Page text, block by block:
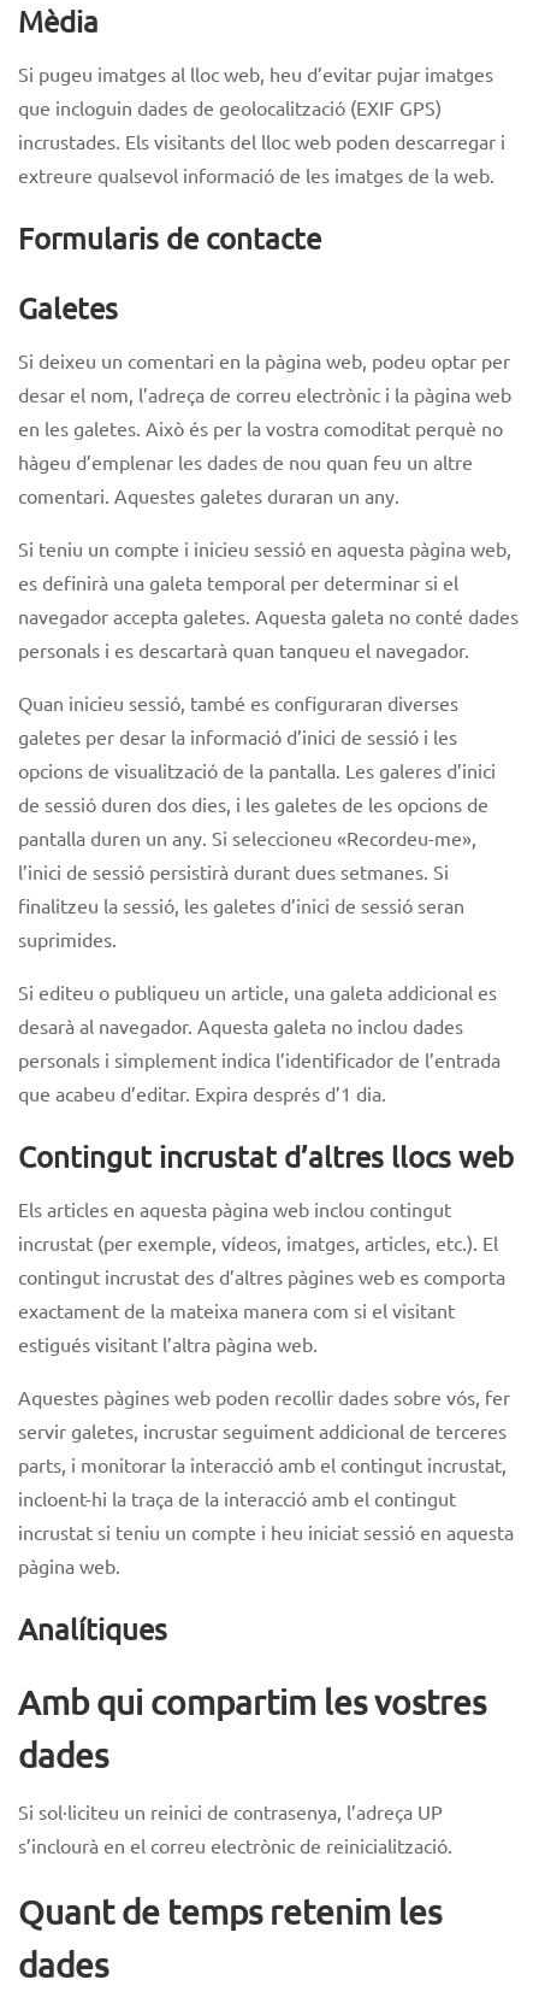
Mèdia
Si pugeu imatges al lloc web, heu d’evitar pujar imatges
que incloguin dades de geolocalització (EXIF GPS)
incrustades. Els visitants del lloc web poden descarregar i
extreure qualsevol informació de les imatges de la web.
Formularis de contacte
Galetes
Si deixeu un comentari en la pàgina web, podeu optar per
desar el nom, l’adreça de correu electrònic i la pàgina web
en les galetes. Això és per la vostra comoditat perquè no
hàgeu d’emplenar les dades de nou quan feu un altre
comentari. Aquestes galetes duraran un any.
Si teniu un compte i inicieu sessió en aquesta pàgina web,
es definirà una galeta temporal per determinar si el
navegador accepta galetes. Aquesta galeta no conté dades
personals i es descartarà quan tanqueu el navegador.
Quan inicieu sessió, també es configuraran diverses
galetes per desar la informació d’inici de sessió i les
opcions de visualització de la pantalla. Les galeres d’inici
de sessió duren dos dies, i les galetes de les opcions de
pantalla duren un any. Si seleccioneu «Recordeu-me»,
l’inici de sessió persistirà durant dues setmanes. Si
finalitzeu la sessió, les galetes d’inici de sessió seran
suprimides.
Si editeu o publiqueu un article, una galeta addicional es
desarà al navegador. Aquesta galeta no inclou dades
personals i simplement indica l’identificador de l’entrada
que acabeu d’editar. Expira després d’1 dia.
Contingut incrustat d’altres llocs web
Els articles en aquesta pàgina web inclou contingut
incrustat (per exemple, vídeos, imatges, articles, etc.). El
contingut incrustat des d’altres pàgines web es comporta
exactament de la mateixa manera com si el visitant
estigués visitant l’altra pàgina web.
Aquestes pàgines web poden recollir dades sobre vós, fer
servir galetes, incrustar seguiment addicional de terceres
parts, i monitorar la interacció amb el contingut incrustat,
incloent-hi la traça de la interacció amb el contingut
incrustat si teniu un compte i heu iniciat sessió en aquesta
pàgina web.
Analítiques
Amb qui compartim les vostres
dades
Si sol·liciteu un reinici de contrasenya, l’adreça UP
s’inclourà en el correu electrònic de reinicialització.
Quant de temps retenim les
dades